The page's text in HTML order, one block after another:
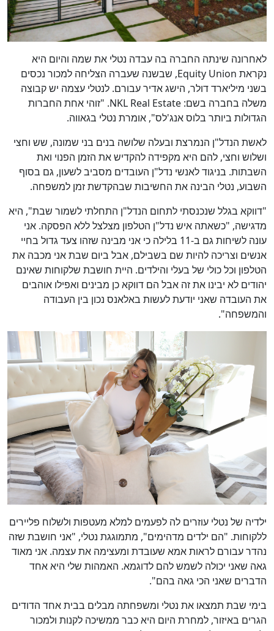
לאחרונה שינתה החברה בה עבדה נטלי את שמה והיום היא
נקראת Equity Union, שבשנה שעברה הצליחה למכור נכסים
בשני מיליארד דולר, הישג אדיר עבורם. לנטלי עצמה יש קבוצה
משלה בחברה בשם: NKL Real Estate. "זוהי אחת החברות
הגדולות ביותר בלוס אנג'לס", אומרת נטלי בגאווה.
לאשת הנדל"ן הנמרצת ובעלה שלושה בנים בני שמונה, שש וחצי
ושלוש וחצי, להם היא מקפידה להקדיש את הזמן הפנוי ואת
השבתות. בניגוד לאנשי נדל"ן העובדים מסביב לשעון, גם בסוף
השבוע, נטלי הבינה את החשיבות שבהקדשת זמן למשפחה.
"דווקא בגלל שנכנסתי לתחום הנדל"ן התחלתי לשמור שבת", היא
מדגישה, "כשאתה איש נדל"ן הטלפון מצלצל ללא הפסקה. אני
עונה לשיחות גם ב-11 בלילה כי אני מבינה שזהו צעד גדול בחיי
אנשים וצריכה להיות שם בשבילם, אבל ביום שבת אני מכבה את
הטלפון וכל כולי של בעלי והילדים. היית חושבת שלקוחות שאינם
יהודים לא יבינו את זה אבל הם דווקא כן מבינים ואפילו אוהבים
את העובדה שאני יודעת לעשות באלאנס נכון בין העבודה
והמשפחה".
ילדיה של נטלי עוזרים לה לפעמים למלא מעטפות ולשלוח פליירים
ללקוחות. "הם ילדים מדהימים", מתמוגגת נטלי, "אני חושבת שזה
נהדר עבורם לראות אמא שעובדת ומעצימה את עצמה. אני מאוד
גאה שאני יכולה לשמש להם לדוגמא. האמהות שלי היא אחד
הדברים שאני הכי גאה בהם".
בימי שבת תמצאו את נטלי ומשפחתה מבלים בבית אחד הדודים
הגרים באיזור, למחרת היום היא כבר ממשיכה לקנות ולמכור